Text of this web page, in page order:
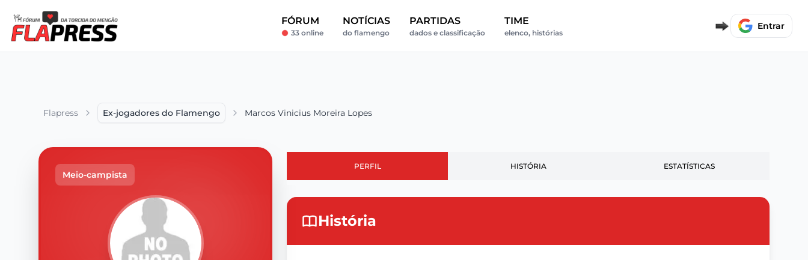
FÓRUM
33 online
NOTÍCIAS
do flamengo
PARTIDAS
dados e classificação
TIME
elenco, histórias
Entrar
Flapress Ex-jogadores do Flamengo Marcos Vinicius Moreira Lopes
Meio-campista
PERFIL HISTÓRIA ESTATÍSTICAS
História